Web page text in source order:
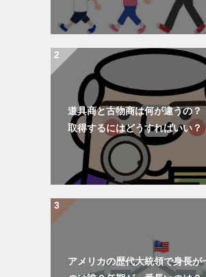
道具商と古物商は何が違うの？
取得するにはどうすればいい？
アメリカの歴代大統領で身長が